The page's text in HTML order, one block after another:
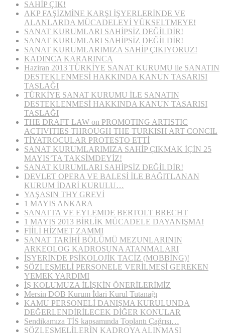
SAHİP ÇIK!
AKP FAŞİZMİNE KARŞI İŞYERLERİNDE VE
ALANLARDA MÜCADELEYİ YÜKSELTMEYE!
SANAT KURUMLARI SAHİPSİZ DEĞİLDİR!
SANAT KURUMLARI SAHİPSİZ DEĞİLDİR!
SANAT KURUMLARIMIZA SAHİP ÇIKIYORUZ!
KADINCA KARARINCA
Haziran 2013 TÜRKİYE SANAT KURUMU ile SANATIN
DESTEKLENMESİ HAKKINDA KANUN TASARISI
TASLAĞI
TÜRKİYE SANAT KURUMU İLE SANATIN
DESTEKLENMESİ HAKKINDA KANUN TASARISI
TASLAĞI
THE DRAFT LAW on PROMOTING ARTISTIC
ACTIVITIES THROUGH THE TURKISH ART CONCIL
TİYATROCULAR PROTESTO ETTİ
SANAT KURUMLARIMIZA SAHİP ÇIKMAK İÇİN 25
MAYIS’TA TAKSİMDEYİZ!
SANAT KURUMLARI SAHİPSİZ DEĞİLDİR!
DEVLET OPERA VE BALESİ İLE BAĞITLANAN
KURUM İDARİ KURULU…
YAŞASIN THY GREVİ
1 MAYIS ANKARA
SANATTA VE EYLEMDE BERTOLT BRECHT
1 MAYIS 2013 BİRLİK MÜCADELE DAYANIŞMA!
FİİLİ HİZMET ZAMMI
SANAT TARİHİ BÖLÜMÜ MEZUNLARININ
ARKEOLOG KADROSUNA ATANMALARI
İŞYERİNDE PSİKOLOJİK TACİZ (MOBBİNG)!
SÖZLEŞMELİ PERSONELE VERİLMESİ GEREKEN
YEMEK YARDIMI
İŞ KOLUMUZA İLİŞKİN ÖNERİLERİMİZ
Mersin DOB Kurum İdari Kurul Tutanağı
KAMU PERSONELİ DANIŞMA KURULUNDA
DEĞERLENDİRİLECEK DİĞER KONULAR
Sendikamıza TİS kapsamında Toplantı Çağrısı…
SÖZLEŞMELİLERİN KADROYA ALINMASI